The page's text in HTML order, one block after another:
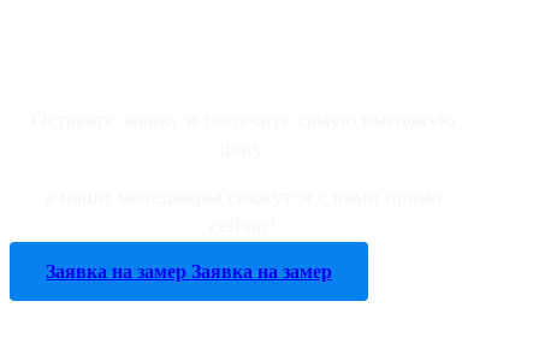
Заявка на замерЗаявка на замер